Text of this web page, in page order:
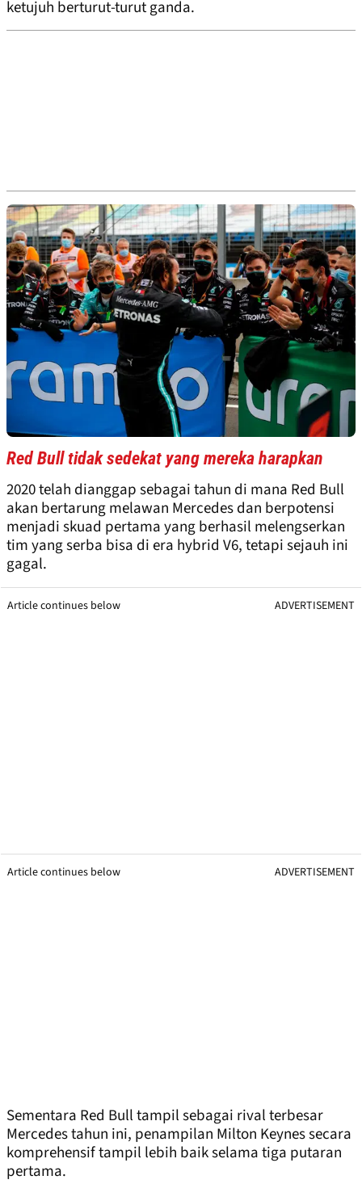
ketujuh berturut-turut ganda.
Red Bull tidak sedekat yang mereka harapkan
2020 telah dianggap sebagai tahun di mana Red Bull
akan bertarung melawan Mercedes dan berpotensi
menjadi skuad pertama yang berhasil melengserkan
tim yang serba bisa di era hybrid V6, tetapi sejauh ini
gagal.
Article continues below ADVERTISEMENT
Article continues below ADVERTISEMENT
Sementara Red Bull tampil sebagai rival terbesar
Mercedes tahun ini, penampilan Milton Keynes secara
komprehensif tampil lebih baik selama tiga putaran
pertama.